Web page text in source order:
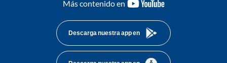
Más contenido en
youtube-
Descarga nuestra app en